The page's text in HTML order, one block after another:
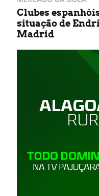
Clubes
situação de
Madrid